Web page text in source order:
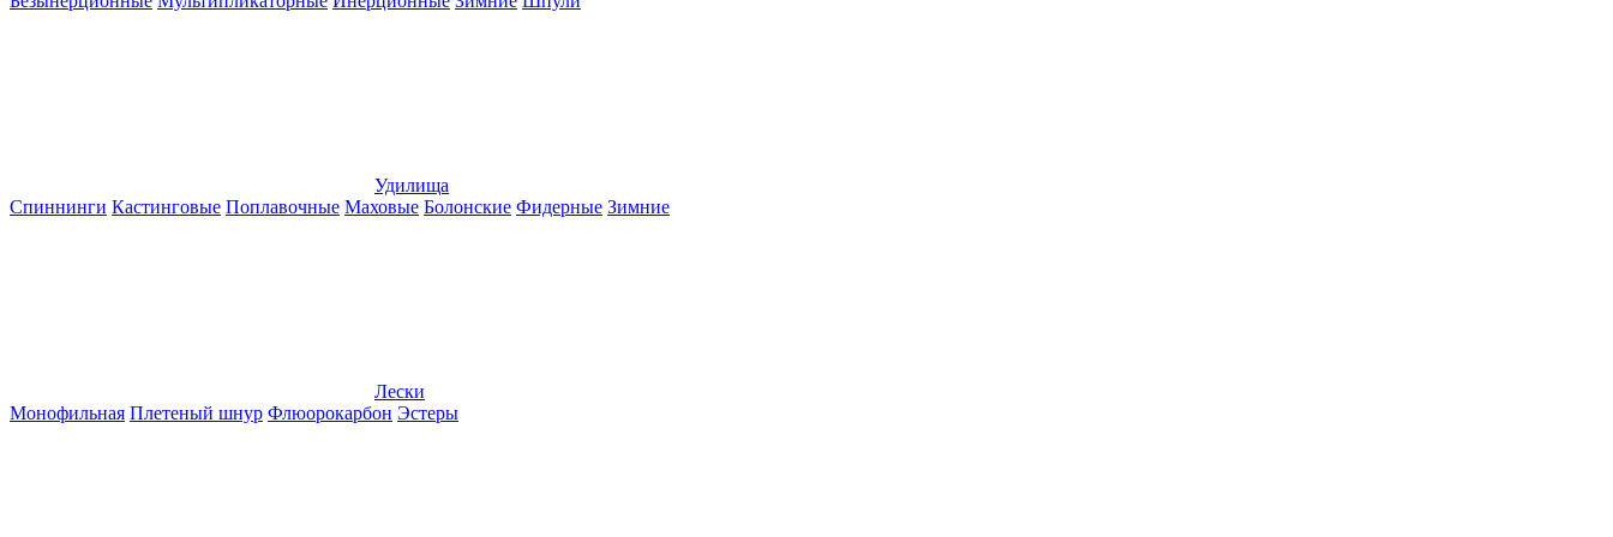
Удилища
Спиннинги Кастинговые Поплавочные Маховые Болонские Фидерные Зимние
Лески
Монофильная Плетеный шнур Флюорокарбон Эстеры